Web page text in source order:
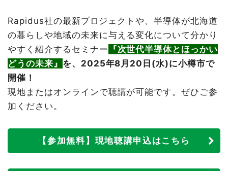
Rapidus社の最新プロジェクトや、半導体が北海道
の暮らしや地域の未来に与える変化について分かり
やすく紹介するセミナー 『次世代半導体とほっかい
どうの未来』 を、2025年8月20日(水)に小樽市で
開催！
現地またはオンラインで聴講が可能です。ぜひご参
加ください。
【参加無料】現地聴講申込はこちら